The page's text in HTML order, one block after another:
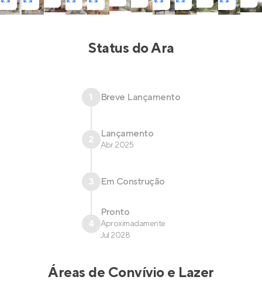
Status doAra
1 Breve Lançamento
2 Lançamento
Abr 2025
3 Em Construção
4
Pronto
Aproximadamente
Jul 2028
Áreas de Convívio e Lazer